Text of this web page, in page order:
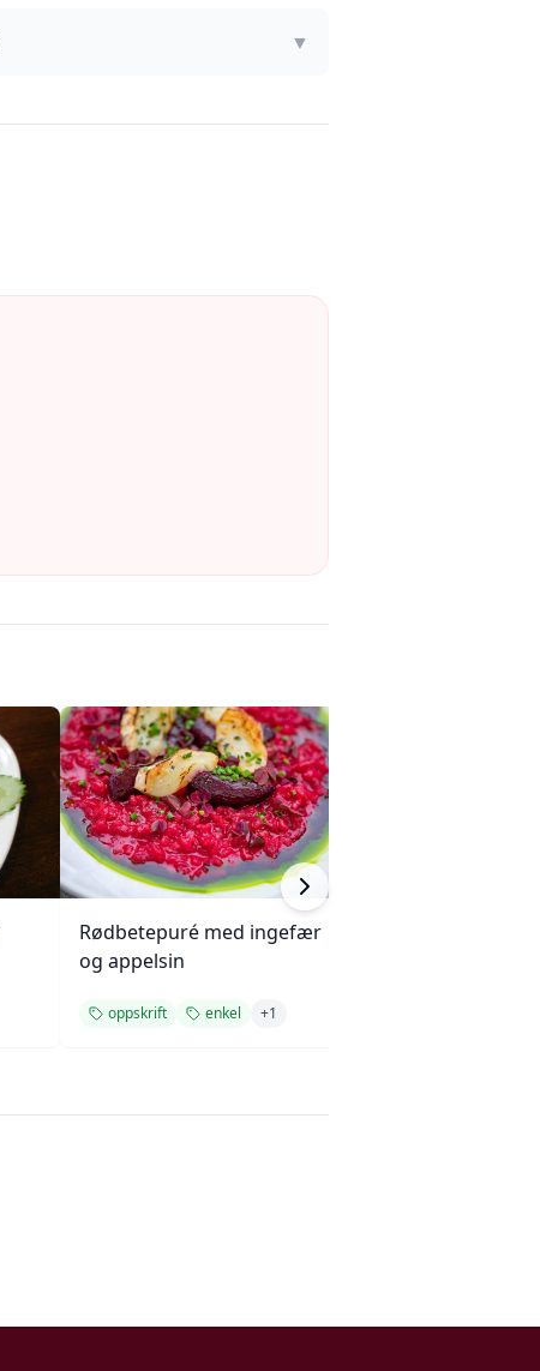
▼
Rødbetepuré med ingefær
og appelsin
oppskrift enkel +1